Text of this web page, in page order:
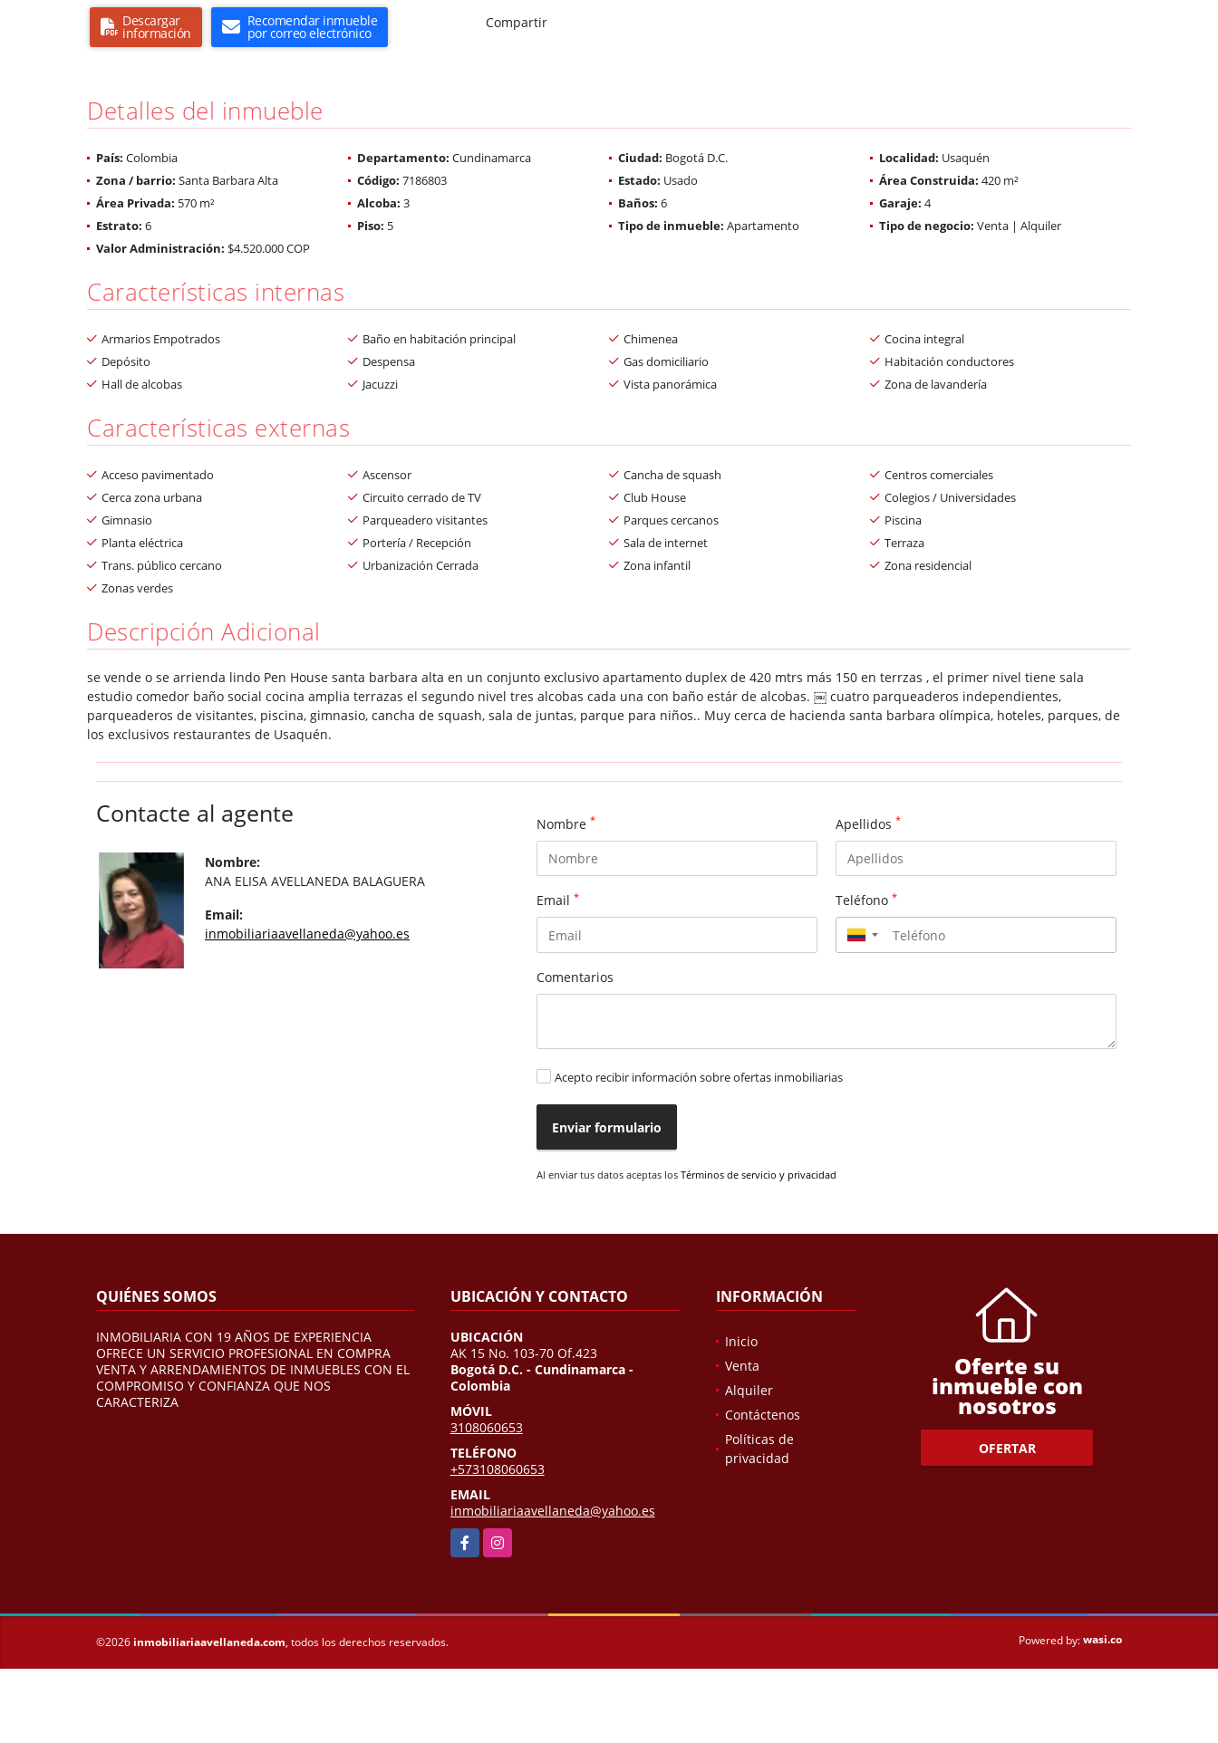
Descargar
información
Recomendar inmueble
por correo electrónico
Compartir
Detalles del inmueble
País: Colombia Departamento: Cundinamarca Ciudad: Bogotá D.C. Localidad: Usaquén
Zona / barrio: Santa Barbara Alta Código: 7186803 Estado: Usado Área Construida: 420 m²
Área Privada: 570 m² Alcoba: 3 Baños: 6 Garaje: 4
Estrato: 6 Piso: 5 Tipo de inmueble: Apartamento Tipo de negocio: Venta | Alquiler
Valor Administración: $4.520.000 COP
Características internas
Armarios Empotrados Baño en habitación principal Chimenea
Cocina integral
Depósito
Despensa Gas domiciliario
Habitación conductores
Hall de alcobas
Jacuzzi Vista panorámica Zona de lavandería
Características externas
Acceso pavimentado Ascensor Cancha de squash
Centros comerciales
Cerca zona urbana
Circuito cerrado de TV Club House
Colegios / Universidades
Gimnasio
Parqueadero visitantes Parques cercanos
Piscina
Planta eléctrica
Portería / Recepción Sala de internet
Terraza
Trans. público cercano
Urbanización Cerrada Zona infantil
Zona residencial
Zonas verdes
Descripción Adicional
se vende o se arrienda lindo Pen House santa barbara alta en un conjunto exclusivo apartamento duplex de 420 mtrs más 150 en terrzas , el primer nivel tiene sala
estudio comedor baño social cocina amplia terrazas el segundo nivel tres alcobas cada una con baño estár de alcobas. ￼ cuatro parqueaderos independientes,
parqueaderos de visitantes, piscina, gimnasio, cancha de squash, sala de juntas, parque para niños.. Muy cerca de hacienda santa barbara olímpica, hoteles, parques, de
los exclusivos restaurantes de Usaquén.
Contacte al agente
Nombre:
ANA ELISA AVELLANEDA BALAGUERA
Email:
inmobiliariaavellaneda@yahoo.es
Nombre * Apellidos *
Email * Teléfono *
▼
Comentarios
Acepto recibir información sobre ofertas inmobiliarias
Enviar formulario
Al enviar tus datos aceptas los Términos de servicio y privacidad
QUIÉNES SOMOS
INMOBILIARIA CON 19 AÑOS DE EXPERIENCIA
OFRECE UN SERVICIO PROFESIONAL EN COMPRA
VENTA Y ARRENDAMIENTOS DE INMUEBLES CON EL
COMPROMISO Y CONFIANZA QUE NOS
CARACTERIZA
UBICACIÓN Y CONTACTO
UBICACIÓN
AK 15 No. 103-70 Of.423
Bogotá D.C. - Cundinamarca -
Colombia
MÓVIL
3108060653
TELÉFONO
+573108060653
EMAIL
inmobiliariaavellaneda@yahoo.es
FacebookInstagram
INFORMACIÓN
Inicio
Venta
Alquiler
Contáctenos
Políticas de
privacidad
Oferte su
inmueble con
nosotros
OFERTAR
©2026 inmobiliariaavellaneda.com, todos los derechos reservados. Powered by:wasi.co